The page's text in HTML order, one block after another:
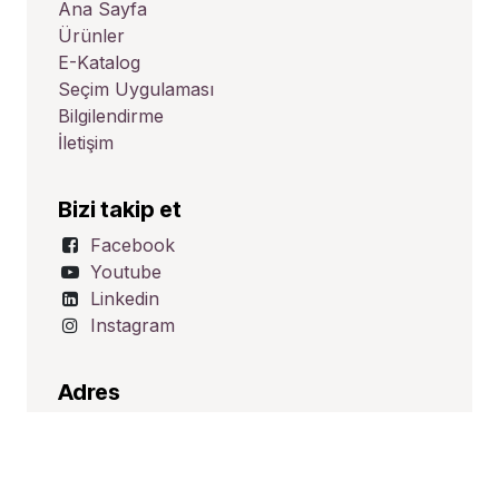
Ana Sayfa
Ürünler
E-Katalog
Seçim Uygulaması
Bilgilendirme
İletişim
Bizi takip et
Facebook
Youtube
Linkedin
Instagram
Adres